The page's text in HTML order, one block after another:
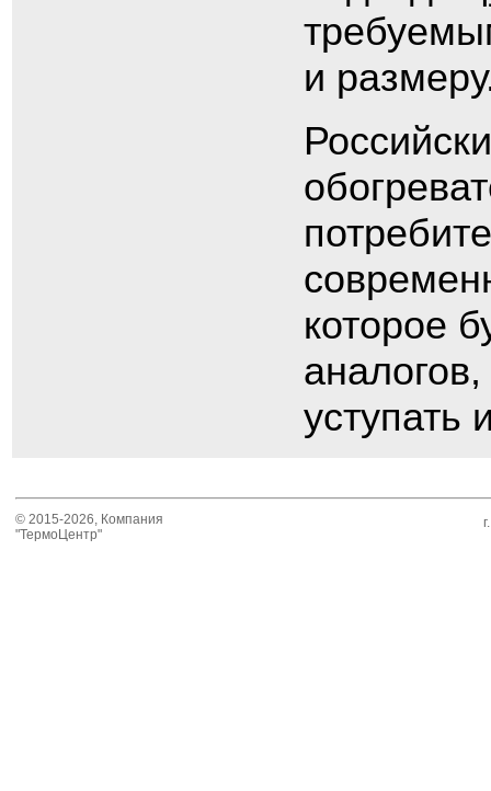
и
которое
уступать
© 2015-2026, Компания
"ТермоЦентр"